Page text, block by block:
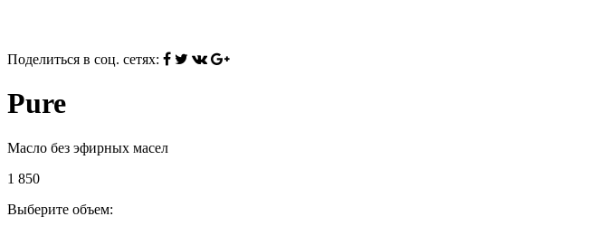
Поделиться в соц. сетях:
Pure
Масло без эфирных масел
1 850
Выберите объем: